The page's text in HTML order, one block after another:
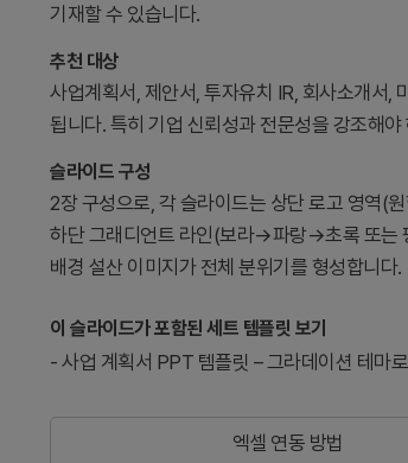
기재할 수 있습니다.
추천 대상
사업계획서, 제안서, 투자유치 IR, 회사소개서,
됩니다. 특히 기업 신뢰성과 전문성을 강조해
슬라이드 구성
2장 구성으로, 각 슬라이드는 상단 로고 영역(
하단 그래디언트 라인(보라→파랑→초록 또는
배경 설산 이미지가 전체 분위기를 형성합니다.
이 슬라이드가 포함된 세트 템플릿 보기
- 사업 계획서 PPT 템플릿 – 그라데이션 테마
엑셀 연동 방법